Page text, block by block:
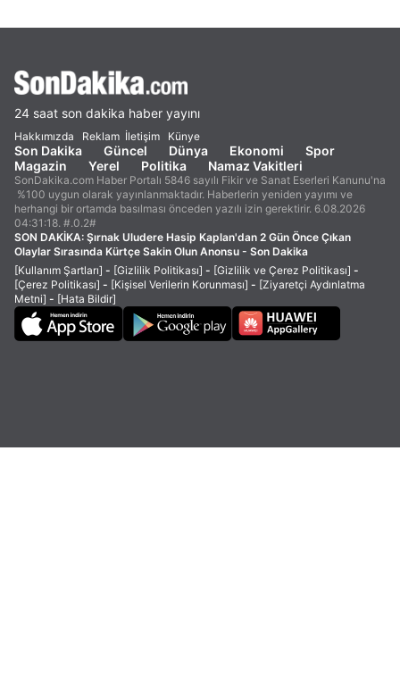
24 saat son dakika haber yayını
Hakkımızda Reklam İletişim Künye
Son Dakika Güncel Dünya Ekonomi
Spor
Magazin
Yerel Politika Namaz Vakitleri
SonDakika.com Haber Portalı 5846 sayılı Fikir ve Sanat Eserleri Kanunu'na
%100 uygun olarak yayınlanmaktadır. Haberlerin yeniden yayımı ve
herhangi bir ortamda basılması önceden yazılı izin gerektirir. 6.08.2026
04:31:18. #.0.2#
SON DAKİKA: Şırnak Uludere Hasip Kaplan'dan 2 Gün Önce Çıkan
Olaylar Sırasında Kürtçe Sakin Olun Anonsu - Son Dakika
[Kullanım Şartları] - [Gizlilik Politikası] - [Gizlilik ve Çerez Politikası] -
[Çerez Politikası] - [Kişisel Verilerin Korunması] - [Ziyaretçi Aydınlatma
Metni] - [Hata Bildir]